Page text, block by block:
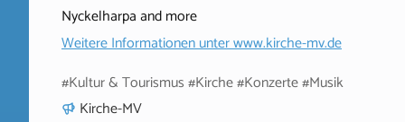
Nyckelharpa and more
Weitere Informationen unterwww.kirche-mv.de
#Kultur & Tourismus #Kirche #Konzerte #Musik
Kirche-MV